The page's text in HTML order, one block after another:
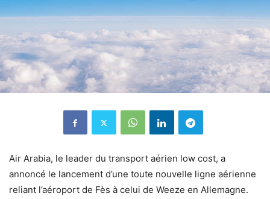
Air Arabia, le leader du transport aérien low cost, a
annoncé le lancement d’une toute nouvelle ligne aérienne
reliant l’aéroport de Fès à celui de Weeze en Allemagne.